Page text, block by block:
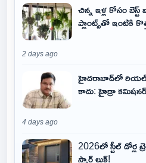
చిన్న ఇళ్ల కోసం
ప్లాంట్స్‌తో ఇంటికి
2 days ago
హైదరాబాద్‌లో రియల్
కాదు: హైడ్రా
4 days ago
2026లో స్టీల్ డోర్ల
స్మార్ట్ లుక్!